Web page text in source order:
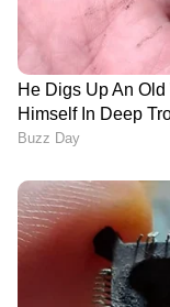
ഗ്രീൻ ടീയിൽ
കഴിയുന്ന ഒരു
മുടികൊഴിച്ചിൽ
മികച്ചതാണ്
തലയോട്ടിയെ